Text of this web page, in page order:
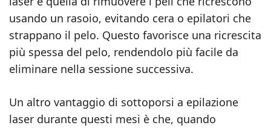
usando un rasoio, evitando cera o epilatori che
strappano il pelo. Questo favorisce una ricrescita
più spessa del pelo, rendendolo più facile da
eliminare nella sessione successiva.
Un altro vantaggio di sottoporsi a epilazione
laser durante questi mesi è che, quando